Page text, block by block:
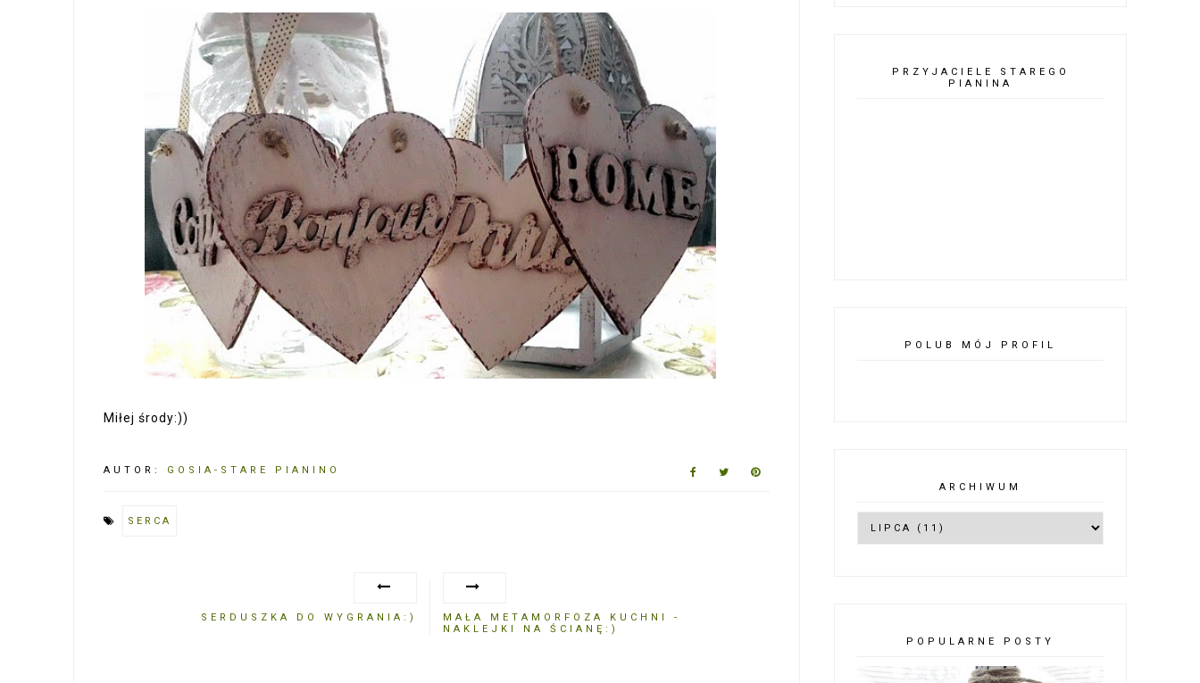
Miłej środy:))
AUTOR: GOSIA-STARE PIANINO
SERCA
SERDUSZKA DO WYGRANIA:)
MAŁA METAMORFOZA KUCHNI -
NAKLEJKI NA ŚCIANĘ:)
PRZYJACIELE STAREGO
PIANINA
POLUB MÓJ PROFIL
ARCHIWUM
POPULARNE POSTY